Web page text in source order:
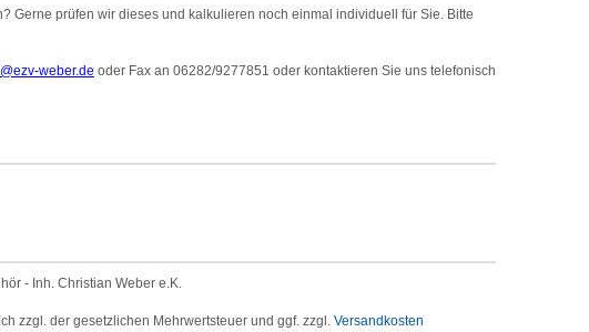
Gerne prüfen wir dieses und kalkulieren noch einmal individuell für Sie. Bitte
weber.de oder Fax an 06282/9277851 oder kontaktieren Sie uns telefonisch
- Inh. Christian Weber e.K.
zzgl. der gesetzlichen Mehrwertsteuer und ggf. zzgl. Versandkosten